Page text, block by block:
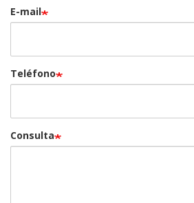
E-mail
Teléfono
Consulta